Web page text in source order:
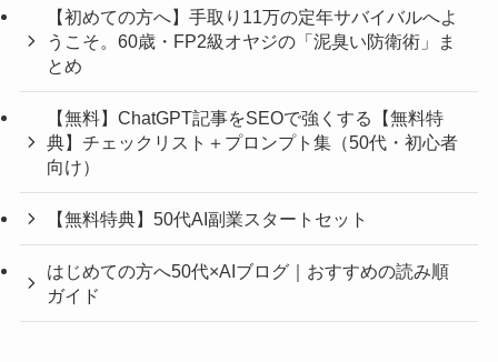
【初めての方へ】手取り11万の定年サバイバルへよ
うこそ。60歳・FP2級オヤジの「泥臭い防衛術」ま
とめ
【無料】ChatGPT記事をSEOで強くする【無料特
典】チェックリスト＋プロンプト集（50代・初心者
向け）
【無料特典】50代AI副業スタートセット
はじめての方へ50代×AIブログ｜おすすめの読み順
ガイド